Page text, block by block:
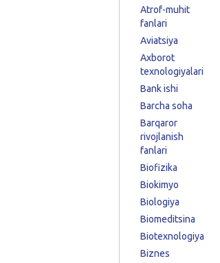
Atrof-muhit
fanlari
Aviatsiya
Axborot
texnologiyalari
Bank ishi
Barcha soha
Barqaror
rivojlanish
fanlari
Biofizika
Biokimyo
Biologiya
Biomeditsina
Biotexnologiya
Biznes